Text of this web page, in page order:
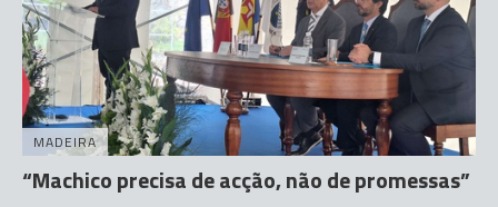
MADEIRA
“Machico precisa de acção, não de promessas”